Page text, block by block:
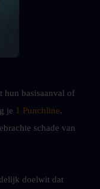
hun basisaanval of
je 1 Punchline.
schade van
doelwit dat